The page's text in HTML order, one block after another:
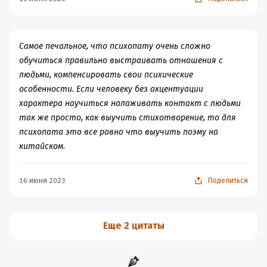
Он был известен стопроцентной раскрываемостью
дел, но в дальнейшем признан виновным в
превышении должностных полномочий, сокрытии
преступлений (изнасилований и убийств) и пытках.
Жавнерович был амнистирован и поэтому не понёс
наказания. Его известная цитата: «Каждый человек —
преступник. Он ещё не совершил преступление, но
может совершить!
и угрозами, иногда побоями, добивался признательных
Бригада следователей из Москвы, распутывая
следователь республики» имеет интеллект колхозного
Самое печальное, что психопату очень сложно
обучиться правильно выстраивать отношения с
людьми, компенсировать свои психические
особенности. Если человеку без акцентуации
характера научиться налаживать контакт с людьми
так же просто, как выучить стихотворение, то для
психопата это все равно что выучить поэму на
китайском.
16 июня 2023 Поделиться
Еще 2 цитаты